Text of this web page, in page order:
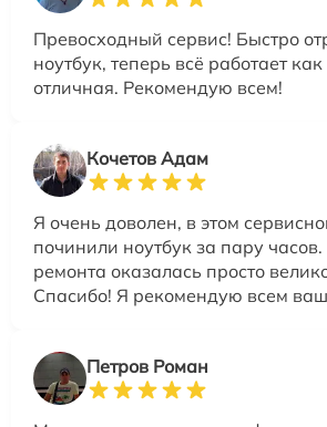
Превосходный сервис! Быстро
ноутбук, теперь всё работает
отличная. Рекомендую всем!
Кочетов Адам
Я очень доволен, в этом
починили ноутбук за пару часов.
ремонта оказалась просто
Спасибо! Я рекомендую всем
Петров Роман